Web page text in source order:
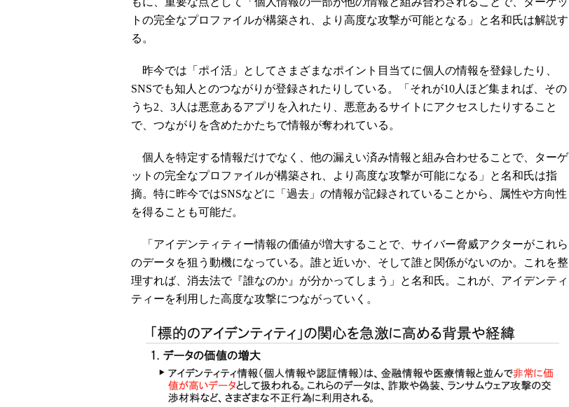
トの完全なプロファイルが構築され、より高度な攻撃が可能となる」と名和氏は解説す
る。
昨今では「ポイ活」としてさまざまなポイント目当てに個人の情報を登録したり、
SNSでも知人とのつながりが登録されたりしている。「それが10人ほど集まれば、その
うち2、3人は悪意あるアプリを入れたり、悪意あるサイトにアクセスしたりすること
で、つながりを含めたかたちで情報が奪われている。
個人を特定する情報だけでなく、他の漏えい済み情報と組み合わせることで、ターゲ
ットの完全なプロファイルが構築され、より高度な攻撃が可能になる」と名和氏は指
摘。特に昨今ではSNSなどに「過去」の情報が記録されていることから、属性や方向性
を得ることも可能だ。
「アイデンティティー情報の価値が増大することで、サイバー脅威アクターがこれら
のデータを狙う動機になっている。誰と近いか、そして誰と関係がないのか。これを整
理すれば、消去法で『誰なのか』が分かってしまう」と名和氏。これが、アイデンティ
ティーを利用した高度な攻撃につながっていく。